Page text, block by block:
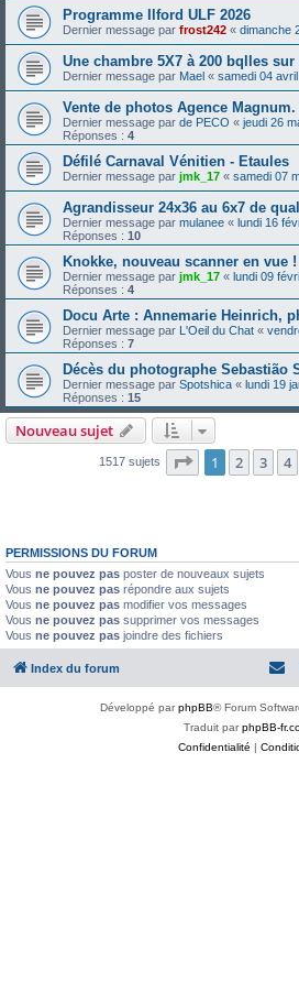
Programme Ilford ULF 2026
Dernier message par frost242 « dimanche
Une chambre 5X7 à 200 bqlles sur
Dernier message par Mael « samedi 04
Vente de photos Agence Magnum.
Dernier message par de PECO « jeudi 26
Réponses : 4
Défilé Carnaval Vénitien - Etaules
Dernier message par jmk_17 « samedi 07
Agrandisseur 24x36 au 6x7 de
Dernier message par mulanee « lundi 16
Réponses : 10
Knokke, nouveau scanner en vue !
Dernier message par jmk_17 « lundi 09
Réponses : 4
Docu Arte : Annemarie Heinrich,
Dernier message par L'Oeil du Chat «
Réponses : 7
Décès du photographe Sebastião
Dernier message par Spotshica « lundi 19
Réponses : 15
Nouveau sujet
1517 sujets Page 1sur61
1 2 3 4
PERMISSIONS DU FORUM
Vous ne pouvez pas poster de nouveaux sujets
Vous ne pouvez pas répondre aux sujets
Vous ne pouvez pas modifier vos messages
Vous ne pouvez pas supprimer vos messages
Vous ne pouvez pas joindre des fichiers
Index du forum
Développé parphpBB® Forum
Traduit parphpBB-
Confidentialité |